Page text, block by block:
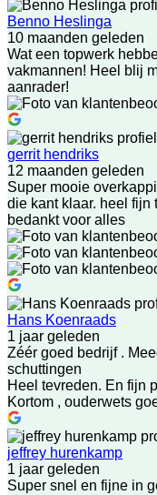
Benno Heslinga
10 maanden geleden
Wat een topwerk
vakmannen! Heel blij
aanrader!
gerrit hendriks
12 maanden geleden
Super mooie
die kant klaar. heel fijn
bedankt voor alles
Hans Koenraads
1 jaar geleden
Zéér goed bedrijf .
schuttingen
Heel tevreden. En fijn
Kortom , ouderwets
jeffrey hurenkamp
1 jaar geleden
Super snel en fijne in